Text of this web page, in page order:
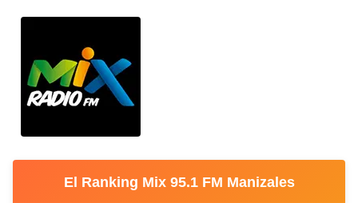
El Ranking Mix 95.1 FM Manizales